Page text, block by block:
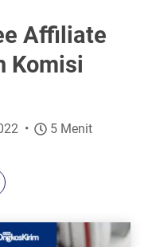
Affiliate
Komisi
5 Menit